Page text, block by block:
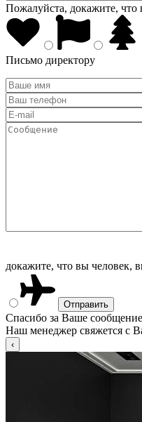
Пожалуйста, докажите, что
Письмо директору
докажите, что вы человек,
Спасибо за Ваше
Наш менеджер свяжется с